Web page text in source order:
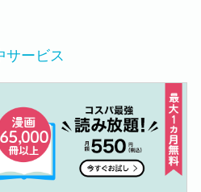
サービス